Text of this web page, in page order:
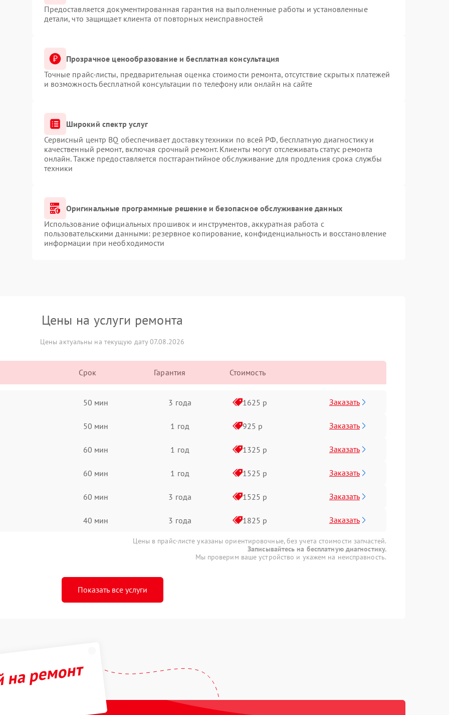
Предоставляется документированная гарантия на выполненные работы и установленные
детали, что защищает клиента от повторных неисправностей
Прозрачное ценообразование и бесплатная консультация
Точные прайс-листы, предварительная оценка стоимости ремонта, отсутствие скрытых платежей
и возможность бесплатной консультации по телефону или онлайн на сайте
Широкий спектр услуг
Сервисный центр BQ обеспечивает доставку техники по всей РФ, бесплатную диагностику и
качественный ремонт, включая срочный ремонт. Клиенты могут отслеживать статус ремонта
онлайн. Также предоставляется постгарантийное обслуживание для продления срока службы
техники
Оригинальные программные решение и безопасное обслуживание данных
Использование официальных прошивок и инструментов, аккуратная работа с
пользовательскими данными: резервное копирование, конфиденциальность и восстановление
информации при необходимости
Цены на услуги ремонта
Цены актуальны на текущую дату 07.08.2026
Срок Гарантия Стоимость
50 мин 3 года 1625 р Заказать
50 мин 1 год 925 р Заказать
60 мин 1 год 1325 р Заказать
60 мин 1 год 1525 р Заказать
60 мин 3 года 1525 р Заказать
40 мин 3 года 1825 р Заказать
Цены в прайс-листе указаны ориентировочные, без учета стоимости запчастей.
Записывайтесь на бесплатную диагностику.
Мы проверим ваше устройство и укажем на неисправность.
Показать все услуги
ремонт